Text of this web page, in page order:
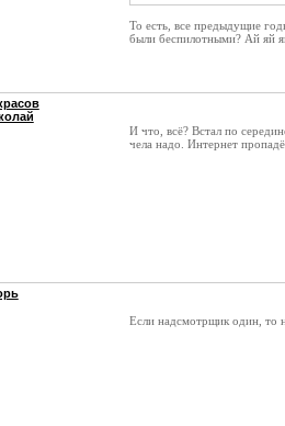
То есть, все предыдущие
были беспилотными? Ай яй
И что, всё? Встал по
чела надо. Интернет
Если надсмотрщик один,